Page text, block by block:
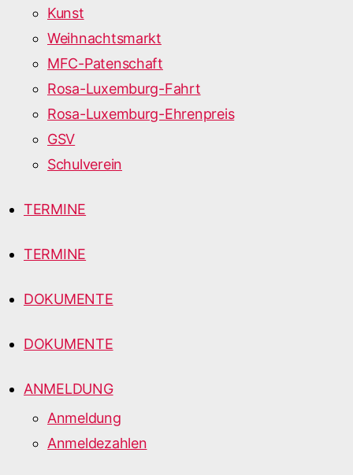
Kunst
Weihnachtsmarkt
MFC-Patenschaft
Rosa-Luxemburg-Fahrt
Rosa-Luxemburg-Ehrenpreis
GSV
Schulverein
TERMINE
TERMINE
DOKUMENTE
DOKUMENTE
ANMELDUNG
Anmeldung
Anmeldezahlen